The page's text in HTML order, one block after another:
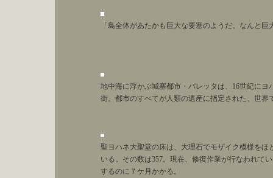
「島全体があたかも巨大な要塞のようだ。なんと
地中海に浮かぶ城塞都市・バレッタは、16世紀に
街。都市のすべてが人類の遺産に指定された、世界
聖ヨハネ大聖堂の床は、大理石でモザイク模様をほ
いる。その数は357。現在、修復作業が行なわれて
するのに７ケ月かかる。